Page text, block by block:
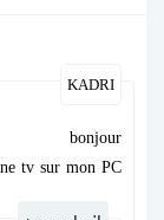
KADRI
bonjour
tv sur mon PC